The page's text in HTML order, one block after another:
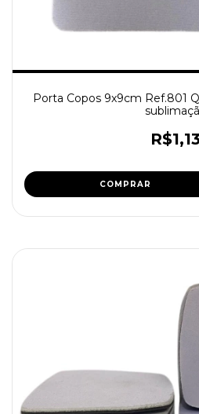
Porta Copos 9x9cm Ref.801